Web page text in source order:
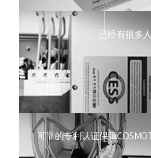
已经有很多
可靠的专利认证保障